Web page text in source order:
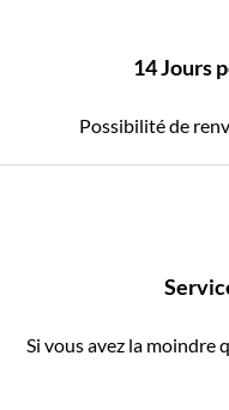
14 Jours
Possibilité de
Si vous avez la moindre